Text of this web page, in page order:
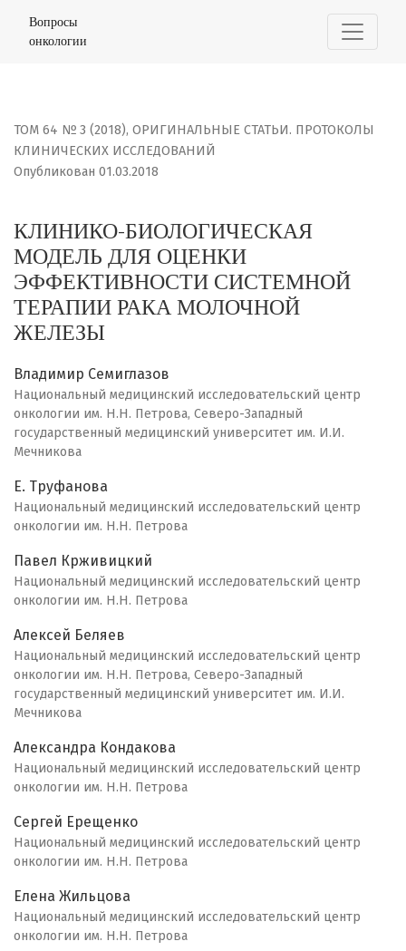
КЛИНИКО-БИОЛОГИЧЕСКАЯ МОДЕЛЬ ДЛЯ ОЦЕНКИ
Вопросы
онкологии
ТОМ 64 № 3 (2018), ОРИГИНАЛЬНЫЕ СТАТЬИ. ПРОТОКОЛЫ
КЛИНИЧЕСКИХ ИССЛЕДОВАНИЙ
КЛИНИКО-БИОЛОГИЧЕСКАЯ
МОДЕЛЬ ДЛЯ ОЦЕНКИ
ЭФФЕКТИВНОСТИ СИСТЕМНОЙ
ТЕРАПИИ РАКА МОЛОЧНОЙ
ЖЕЛЕЗЫ
Опубликован 01.03.2018
Владимир Семиглазов
Национальный медицинский исследовательский центр
онкологии им. Н.Н. Петрова, Северо-Западный
государственный медицинский университет им. И.И.
Мечникова
Е. Труфанова
Национальный медицинский исследовательский центр
онкологии им. Н.Н. Петрова
Павел Крживицкий
Национальный медицинский исследовательский центр
онкологии им. Н.Н. Петрова
Алексей Беляев
Национальный медицинский исследовательский центр
онкологии им. Н.Н. Петрова, Северо-Западный
государственный медицинский университет им. И.И.
Мечникова
Александра Кондакова
Национальный медицинский исследовательский центр
онкологии им. Н.Н. Петрова
Сергей Ерещенко
Национальный медицинский исследовательский центр
онкологии им. Н.Н. Петрова
Елена Жильцова
Национальный медицинский исследовательский центр
онкологии им. Н.Н. Петрова